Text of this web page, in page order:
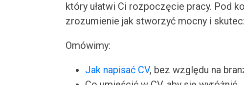
który ułatwi Ci rozpoczęcie pracy. Pod
zrozumienie jak stworzyć mocny i
Omówimy:
Jak napisać CV, bez względu na